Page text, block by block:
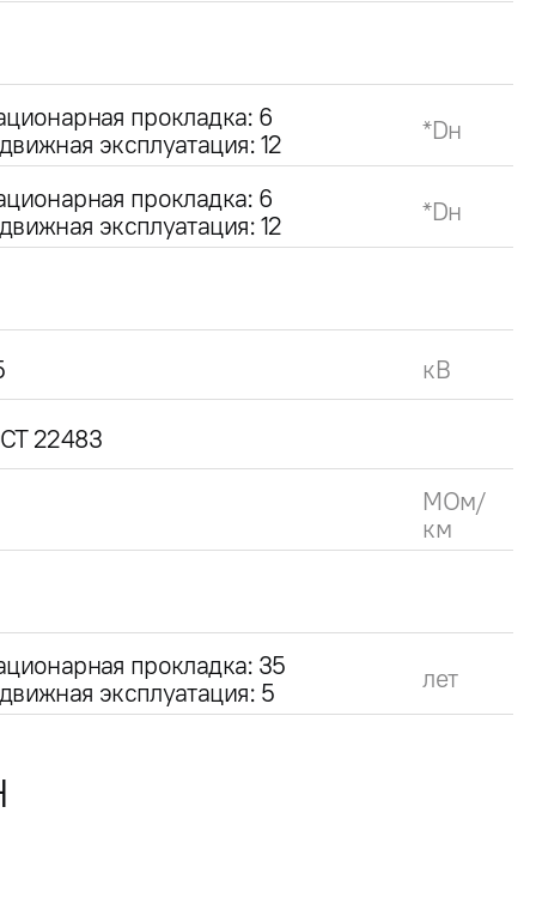
прокладка: 6
эксплуатация: 12
*Dн
прокладка: 6
эксплуатация: 12
*Dн
кВ
22483
МОм/
км
прокладка: 35
эксплуатация: 5
лет